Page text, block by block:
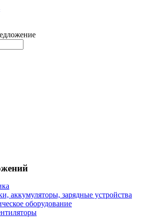
аккумуляторы, зарядные устройства
оборудование